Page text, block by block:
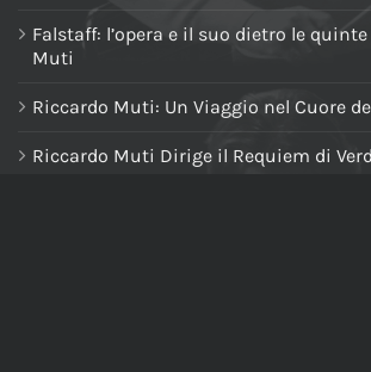
Falstaff: l’opera e il suo dietro le
Muti
Riccardo Muti: Un Viaggio nel Cuore
Riccardo Muti Dirige il Requiem di